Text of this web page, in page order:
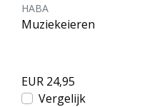
HABA
Muziekeieren
EUR 24,95
Vergelijk